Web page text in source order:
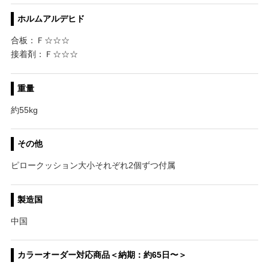
ホルムアルデヒド
合板：Ｆ☆☆☆
接着剤：Ｆ☆☆☆
重量
約55kg
その他
ピロークッション大小それぞれ2個ずつ付属
製造国
中国
カラーオーダー対応商品＜納期：約65日〜＞